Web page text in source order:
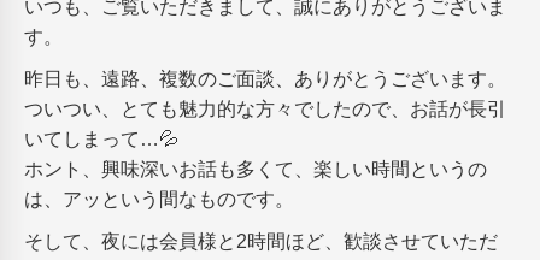
いつも、ご覧いただきまして、誠にありがとうございま
す。
昨日も、遠路、複数のご面談、ありがとうございます。
ついつい、とても魅力的な方々でしたので、お話が長引
いてしまって…💦
ホント、興味深いお話も多くて、楽しい時間というの
は、アッという間なものです。
そして、夜には会員様と2時間ほど、歓談させていただ